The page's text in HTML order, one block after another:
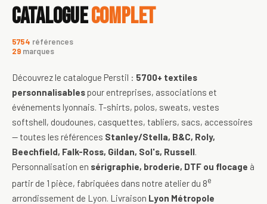
CATALOGUECOMPLET
5754 références
29 marques
Découvrez le catalogue Perstil : 5700+ textiles
personnalisables pour entreprises, associations et
événements lyonnais. T-shirts, polos, sweats, vestes
softshell, doudounes, casquettes, tabliers, sacs, accessoires
— toutes les références Stanley/Stella, B&C, Roly,
Beechfield, Falk-Ross, Gildan, Sol's, Russell.
Personnalisation en sérigraphie, broderie, DTF ou flocage à
partir de 1 pièce, fabriquées dans notre atelier du 8e
arrondissement de Lyon. Livraison Lyon Métropole